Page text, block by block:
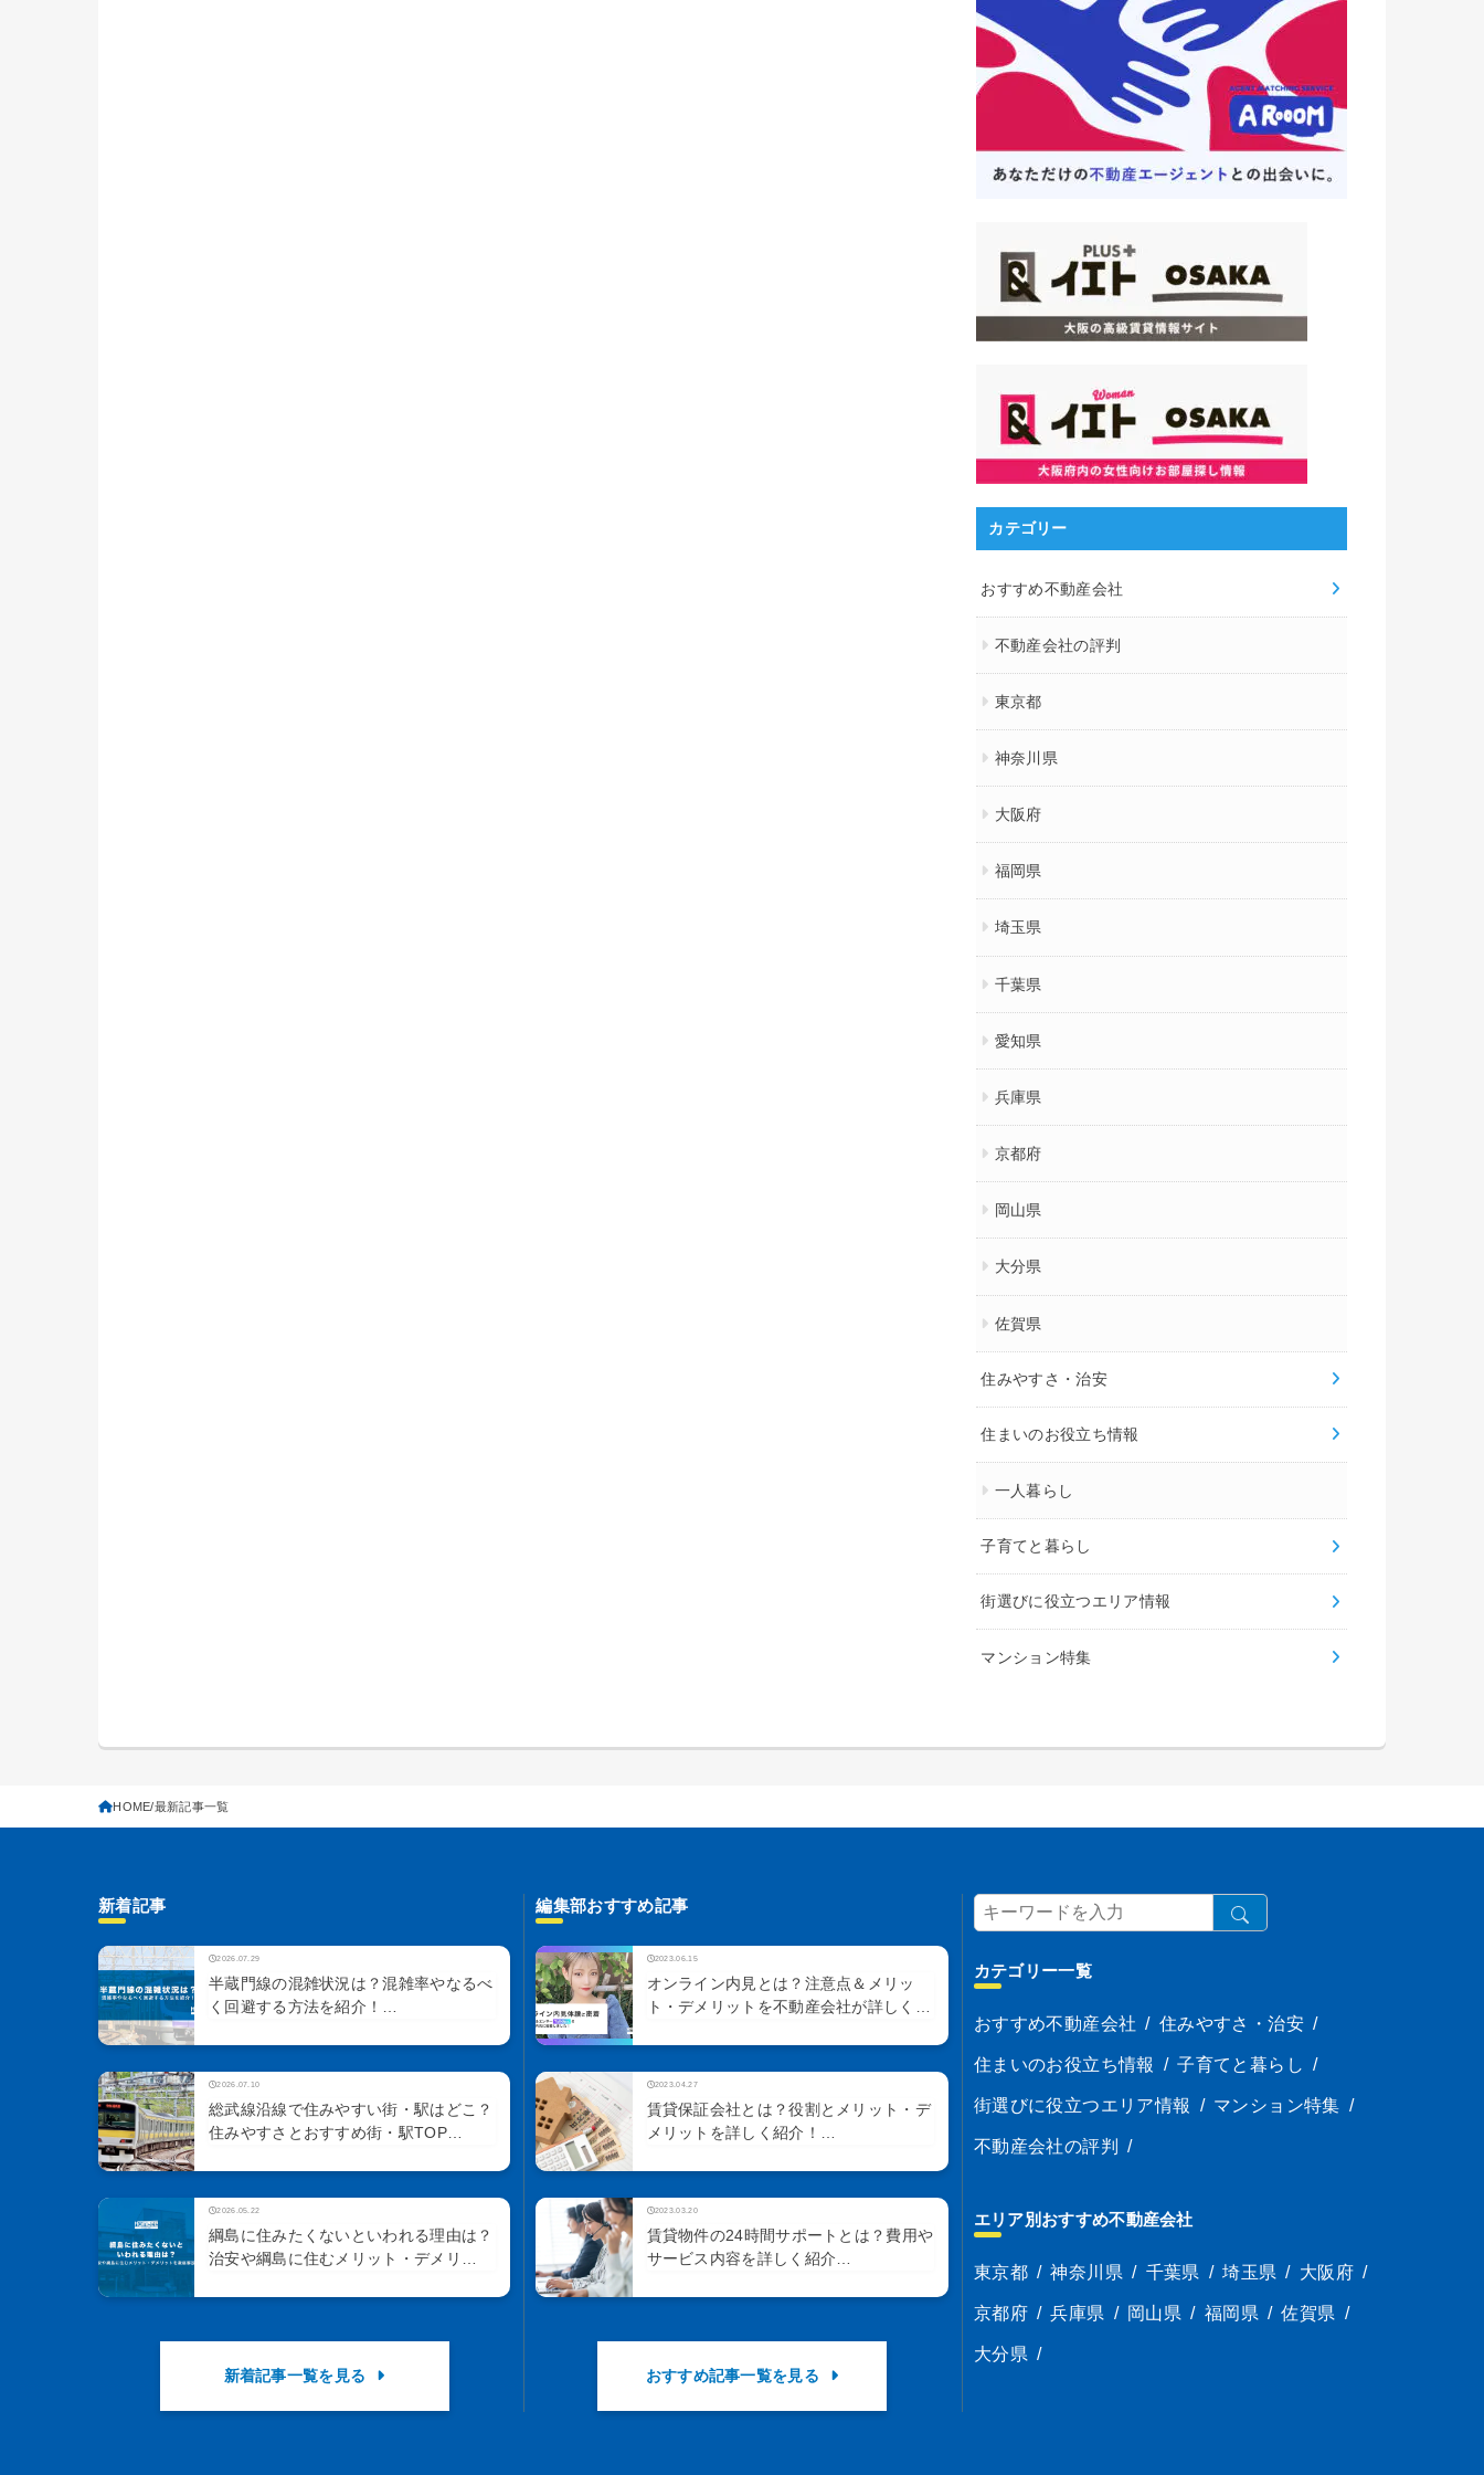
カテゴリー
おすすめ不動産会社
不動産会社の評判
東京都
神奈川県
大阪府
福岡県
埼玉県
千葉県
愛知県
兵庫県
京都府
岡山県
大分県
佐賀県
住みやすさ・治安
住まいのお役立ち情報
一人暮らし
子育てと暮らし
街選びに役立つエリア情報
マンション特集
HOME 最新記事一覧
新着記事
半蔵門線の混雑状況は？混雑率やなるべ
く回避する方法を紹介！…
2026.07.29
総武線沿線で住みやすい街・駅はどこ？
住みやすさとおすすめ街・駅TOP…
2026.07.10
綱島に住みたくないといわれる理由は？
治安や綱島に住むメリット・デメリ…
2026.05.22
新着記事一覧を見る
編集部おすすめ記事
オンライン内見とは？注意点＆メリッ
ト・デメリットを不動産会社が詳しく…
2023.06.15
賃貸保証会社とは？役割とメリット・デ
メリットを詳しく紹介！…
2023.04.27
賃貸物件の24時間サポートとは？費用や
サービス内容を詳しく紹介…
2023.03.20
おすすめ記事一覧を見る
カテゴリー一覧
おすすめ不動産会社 / 住みやすさ・治安 /
住まいのお役立ち情報 / 子育てと暮らし /
街選びに役立つエリア情報 / マンション特集 /
不動産会社の評判 /
エリア別おすすめ不動産会社
東京都 / 神奈川県 / 千葉県 / 埼玉県 / 大阪府 /
京都府 / 兵庫県 / 岡山県 / 福岡県 / 佐賀県 /
大分県 /